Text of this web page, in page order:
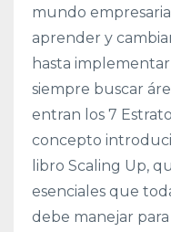
mundo
aprender y
hasta
siempre buscar
entran los 7
concepto
libro Scaling Up,
esenciales que
debe manejar